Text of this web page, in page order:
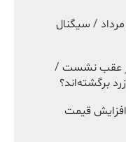
/ سیگنال
عقب نشست /
برگشته‌اند؟
افزایش قیمت